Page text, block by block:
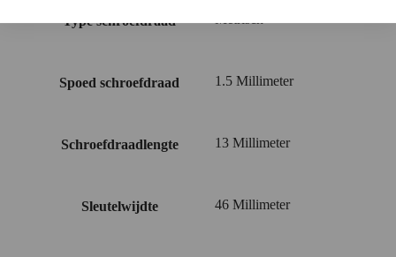
Type schroefdraad
Spoed schroefdraad 1.5 Millimeter
Schroefdraadlengte 13 Millimeter
Sleutelwijdte 46 Millimeter